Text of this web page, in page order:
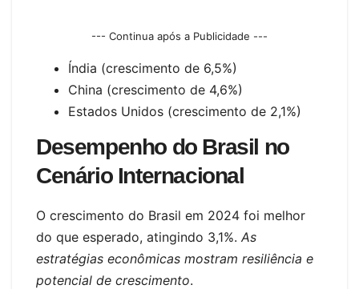
--- Continua após a Publicidade ---
Índia (crescimento de 6,5%)
China (crescimento de 4,6%)
Estados Unidos (crescimento de 2,1%)
Desempenho do Brasil no
Cenário Internacional
O crescimento do Brasil em 2024 foi melhor
do que esperado, atingindo 3,1%. As
estratégias econômicas mostram resiliência e
potencial de crescimento.